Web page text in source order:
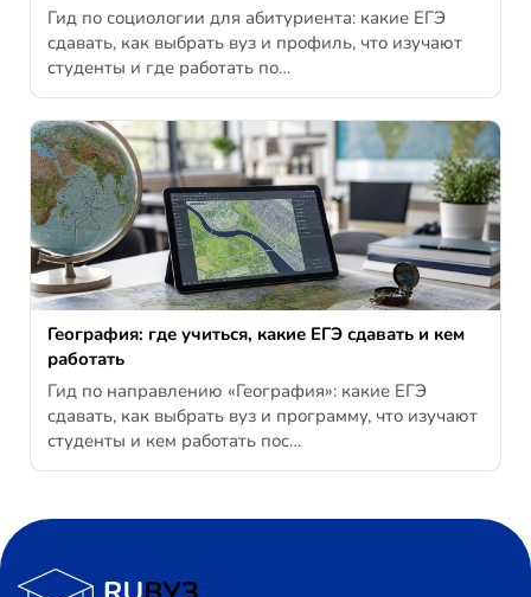
Гид по социологии для абитуриента: какие ЕГЭ
сдавать, как выбрать вуз и профиль, что изучают
студенты и где работать по…
География: где учиться, какие ЕГЭ сдавать и кем
работать
Гид по направлению «География»: какие ЕГЭ
сдавать, как выбрать вуз и программу, что изучают
студенты и кем работать пос…